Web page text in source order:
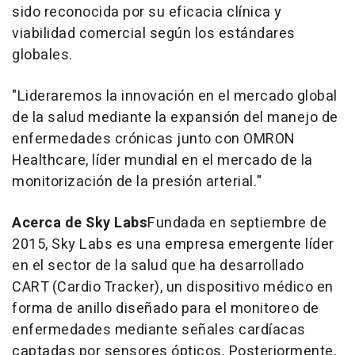
sido reconocida por su eficacia clínica y
viabilidad comercial según los estándares
globales.
"Lideraremos la innovación en el mercado global
de la salud mediante la expansión del manejo de
enfermedades crónicas junto con OMRON
Healthcare, líder mundial en el mercado de la
monitorización de la presión arterial."
Acerca de Sky LabsFundada en septiembre de
2015, Sky Labs es una empresa emergente líder
en el sector de la salud que ha desarrollado
CART (Cardio Tracker), un dispositivo médico en
forma de anillo diseñado para el monitoreo de
enfermedades mediante señales cardíacas